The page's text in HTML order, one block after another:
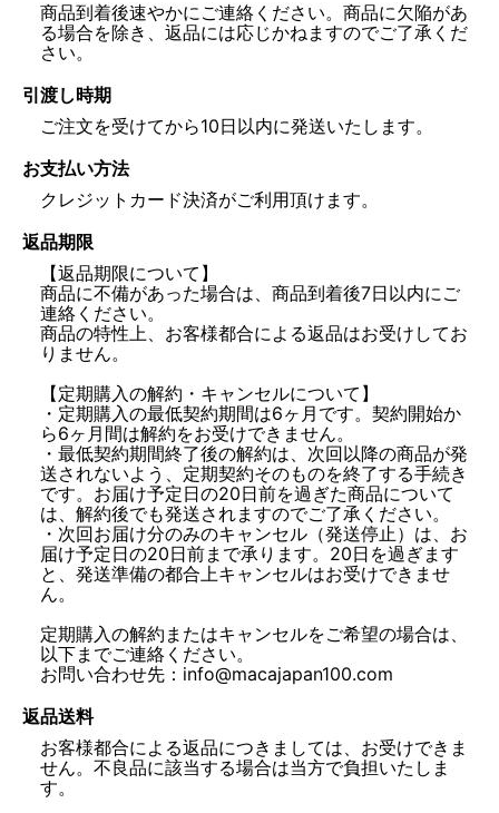
商品到着後速やかにご連絡ください。商品に欠陥があ
る場合を除き、返品には応じかねますのでご了承くだ
さい。
引渡し時期
ご注文を受けてから10日以内に発送いたします。
お支払い方法
クレジットカード決済がご利用頂けます。
返品期限
【返品期限について】
商品に不備があった場合は、商品到着後7日以内にご
連絡ください。
商品の特性上、お客様都合による返品はお受けしてお
りません。
【定期購入の解約・キャンセルについて】
・定期購入の最低契約期間は6ヶ月です。契約開始か
ら6ヶ月間は解約をお受けできません。
・最低契約期間終了後の解約は、次回以降の商品が発
送されないよう、定期契約そのものを終了する手続き
です。お届け予定日の20日前を過ぎた商品について
は、解約後でも発送されますのでご了承ください。
・次回お届け分のみのキャンセル（発送停止）は、お
届け予定日の20日前まで承ります。20日を過ぎます
と、発送準備の都合上キャンセルはお受けできませ
ん。
定期購入の解約またはキャンセルをご希望の場合は、
以下までご連絡ください。
お問い合わせ先：info@macajapan100.com
返品送料
お客様都合による返品につきましては、お受けできま
せん。不良品に該当する場合は当方で負担いたしま
す。